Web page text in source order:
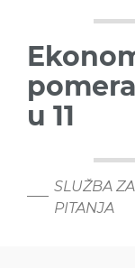
pomera
u 11
SLUŽBA
PITANJA